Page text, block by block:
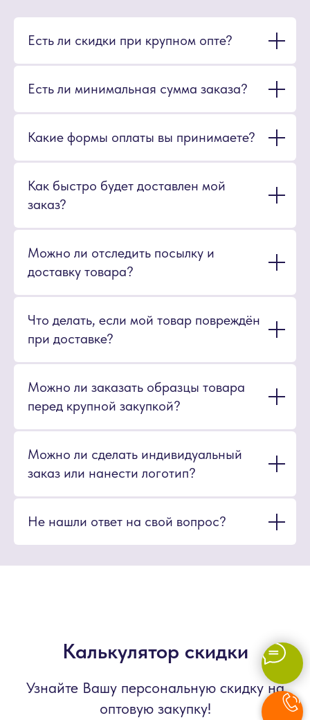
Есть ли скидки при крупном опте?
Есть ли минимальная сумма заказа?
Какие формы оплаты вы принимаете?
Как быстро будет доставлен мой
заказ?
Можно ли отследить посылку и
доставку товара?
Что делать, если мой товар повреждён
при доставке?
Можно ли заказать образцы товара
перед крупной закупкой?
Можно ли сделать индивидуальный
заказ или нанести логотип?
Не нашли ответ на свой вопрос?
Калькулятор скидки
Узнайте Вашу персональную скидку на
оптовую закупку!